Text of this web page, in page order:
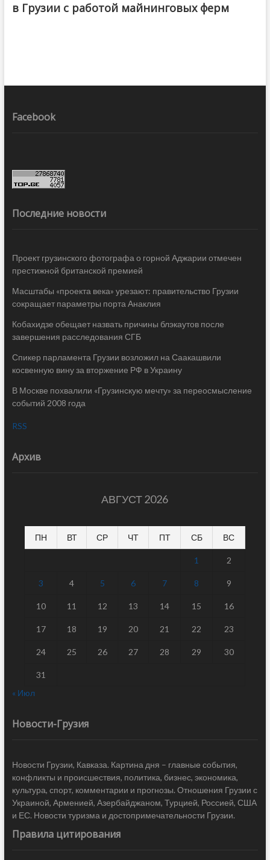
в Грузии с работой майнинговых ферм
Facebook
Последние новости
Проект грузинского фотографа о горной Аджарии отмечен
престижной британской премией
Масштабы «проекта века» урезают: правительство Грузии
сокращает параметры порта Анаклия
Кобахидзе обещает назвать причины блэкаутов после
завершения расследования СГБ
Спикер парламента Грузии возложил на Саакашвили
косвенную вину за вторжение РФ в Украину
В Москве похвалили «Грузинскую мечту» за переосмысление
событий 2008 года
RSS
Архив
АВГУСТ 2026
ПН ВТ СР ЧТ ПТ СБ ВС
1 2
3 4 5 6 7 8 9
10 11 12 13 14 15 16
17 18 19 20 21 22 23
24 25 26 27 28 29 30
31
« Июл
Новости-Грузия
Новости Грузии, Кавказа. Картина дня – главные события,
конфликты и происшествия, политика, бизнес, экономика,
культура, спорт, комментарии и прогнозы. Отношения Грузии с
Украиной, Арменией, Азербайджаном, Турцией, Россией, США
и ЕС. Новости туризма и достопримечательности Грузии.
Правила цитирования